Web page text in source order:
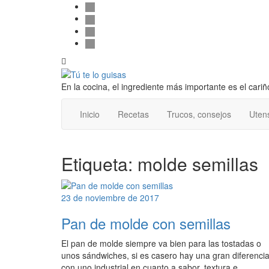
Follow
us
facebook
twitter
pinterest
instagram
la
cabecera
En la cocina, el ingrediente más importante es el
Inicio Recetas Trucos, consejos
Etiqueta: molde semillas
23 de noviembre de 2017
Pan de molde con semillas
El pan de molde siempre va bien para las tostadas o
unos sándwiches, si es casero hay una gran diferencia